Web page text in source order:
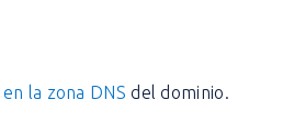
la zona DNS del dominio.